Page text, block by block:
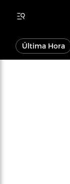
Última Hora